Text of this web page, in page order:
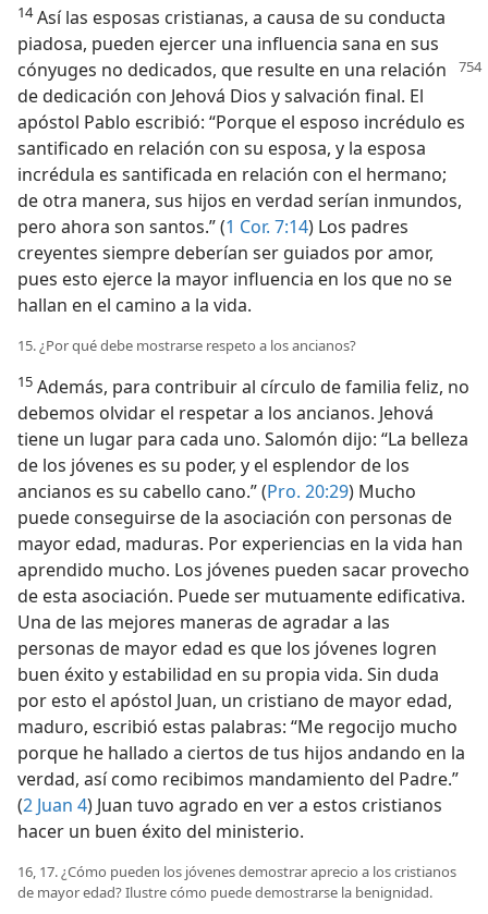
14Así las esposas cristianas, a causa de su conducta
piadosa, pueden ejercer una influencia sana en sus
cónyuges no dedicados, que resulte en una relación
de dedicación con Jehová Dios y salvación final. El
apóstol Pablo escribió: “Porque el esposo incrédulo es
santificado en relación con su esposa, y la esposa
incrédula es santificada en relación con el hermano;
de otra manera, sus hijos en verdad serían inmundos,
pero ahora son santos.” (1 Cor. 7:14) Los padres
creyentes siempre deberían ser guiados por amor,
pues esto ejerce la mayor influencia en los que no se
hallan en el camino a la vida.
15. ¿Por qué debe mostrarse respeto a los ancianos?
15 Además, para contribuir al círculo de familia feliz, no
debemos olvidar el respetar a los ancianos. Jehová
tiene un lugar para cada uno. Salomón dijo: “La belleza
de los jóvenes es su poder, y el esplendor de los
ancianos es su cabello cano.” (Pro. 20:29) Mucho
puede conseguirse de la asociación con personas de
mayor edad, maduras. Por experiencias en la vida han
aprendido mucho. Los jóvenes pueden sacar provecho
de esta asociación. Puede ser mutuamente edificativa.
Una de las mejores maneras de agradar a las
personas de mayor edad es que los jóvenes logren
buen éxito y estabilidad en su propia vida. Sin duda
por esto el apóstol Juan, un cristiano de mayor edad,
maduro, escribió estas palabras: “Me regocijo mucho
porque he hallado a ciertos de tus hijos andando en la
verdad, así como recibimos mandamiento del Padre.”
(2 Juan 4) Juan tuvo agrado en ver a estos cristianos
hacer un buen éxito del ministerio.
16, 17. ¿Cómo pueden los jóvenes demostrar aprecio a los cristianos
de mayor edad? Ilustre cómo puede demostrarse la benignidad.